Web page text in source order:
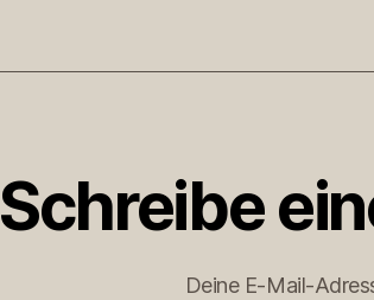
Schreibe
Deine E-Mail-